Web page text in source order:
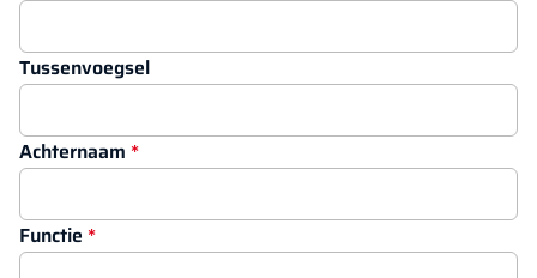
Tussenvoegsel
Achternaam
Functie